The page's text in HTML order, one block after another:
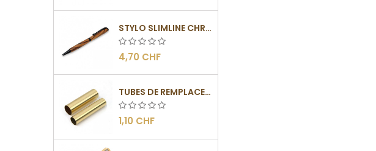
STYLO SLIMLINE CHROMÉ NOIR
4,70 CHF
TUBES DE REMPLACEMENT POUR MÉCANISMES SLIMLINE
1,10 CHF